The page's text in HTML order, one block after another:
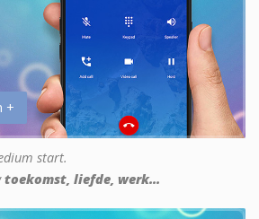
+
start.
toekomst, liefde, werk...